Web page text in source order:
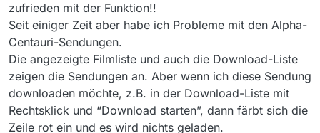
zufrieden mit der Funktion!!
Seit einiger Zeit aber habe ich Probleme mit den Alpha-
Centauri-Sendungen.
Die angezeigte Filmliste und auch die Download-Liste
zeigen die Sendungen an. Aber wenn ich diese Sendung
downloaden möchte, z.B. in der Download-Liste mit
Rechtsklick und “Download starten”, dann färbt sich die
Zeile rot ein und es wird nichts geladen.